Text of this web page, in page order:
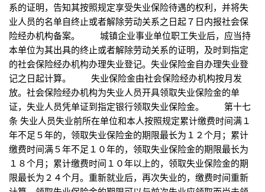
系的证明，告知其按照规定享受失业保险待遇的权利，并将失
业人员的名单自终止或者解除劳动关系之日起７日内报社会保
险经办机构备案。 城镇企业事业单位职工失业后，应当持
本单位为其出具的终止或者解除劳动关系的证明，及时到指定
的社会保险经办机构办理失业登记。失业保险金自办理失业登
记之日起计算。 失业保险金由社会保险经办机构按月发
放。社会保险经办机构为失业人员开具领取失业保险金的单
证，失业人员凭单证到指定银行领取失业保险金。 第十七
条 失业人员失业前所在单位和本人按照规定累计缴费时间满１
年不足５年的，领取失业保险金的期限最长为１２个月；累计
缴费时间满５年不足１０年的，领取失业保险金的期限最长为
１８个月；累计缴费时间１０年以上的，领取失业保险金的期
限最长为２４个月。重新就业后，再次失业的，缴费时间重新